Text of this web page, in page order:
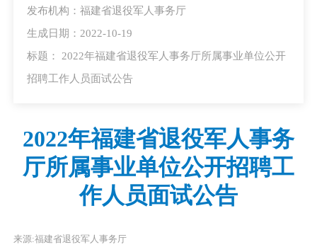
发布机构：福建省退役军人事务厅
生成日期：2022-10-19
标题： 2022年福建省退役军人事务厅所属事业单位公开
招聘工作人员面试公告
2022年福建省退役军人事务
厅所属事业单位公开招聘工
作人员面试公告
来源:福建省退役军人事务厅